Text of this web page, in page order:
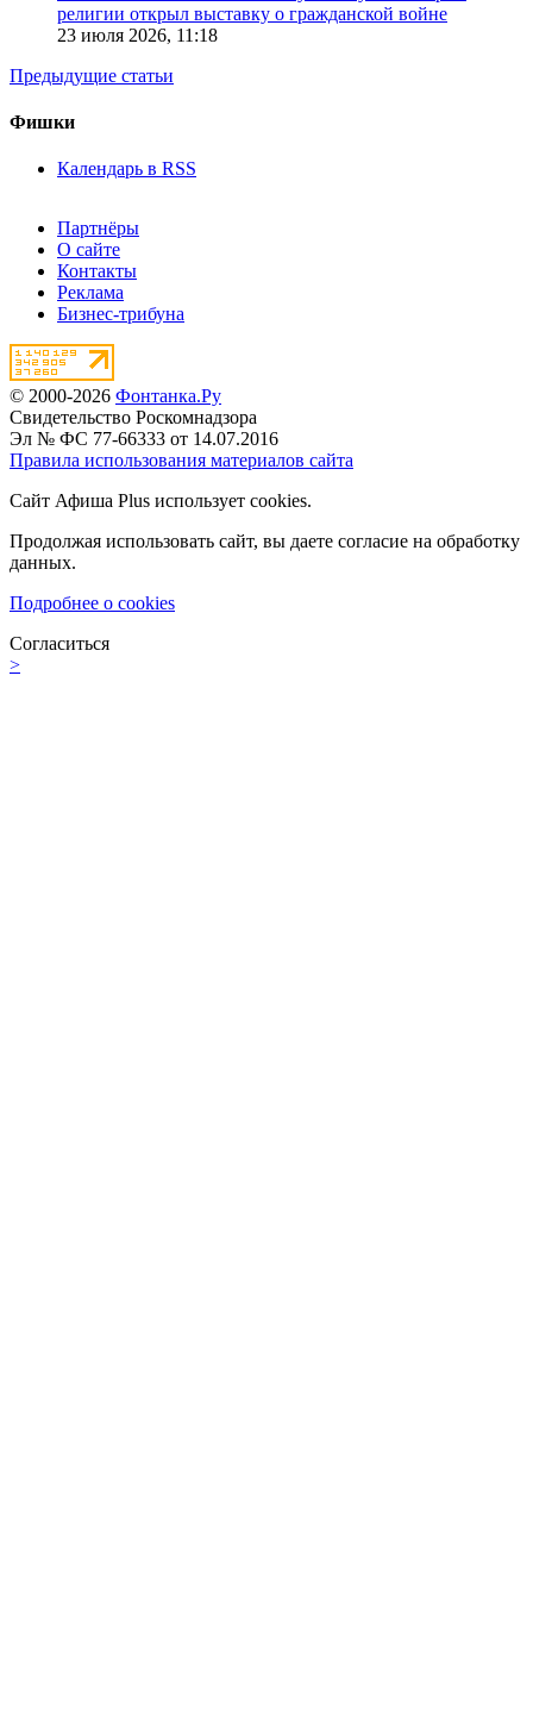
религии открыл выставку о гражданской войне
23 июля 2026, 11:18
Предыдущие статьи
Фишки
Календарь в RSS
Партнёры
О сайте
Контакты
Реклама
Бизнес-трибуна
© 2000-2026 Фонтанка.Ру
Свидетельство Роскомнадзора
Эл № ФС 77-66333 от 14.07.2016
Правила использования материалов сайта
Сайт Афиша Plus использует cookies.
Продолжая использовать сайт, вы даете согласие на обработку
данных.
Подробнее о cookies
Согласиться
>